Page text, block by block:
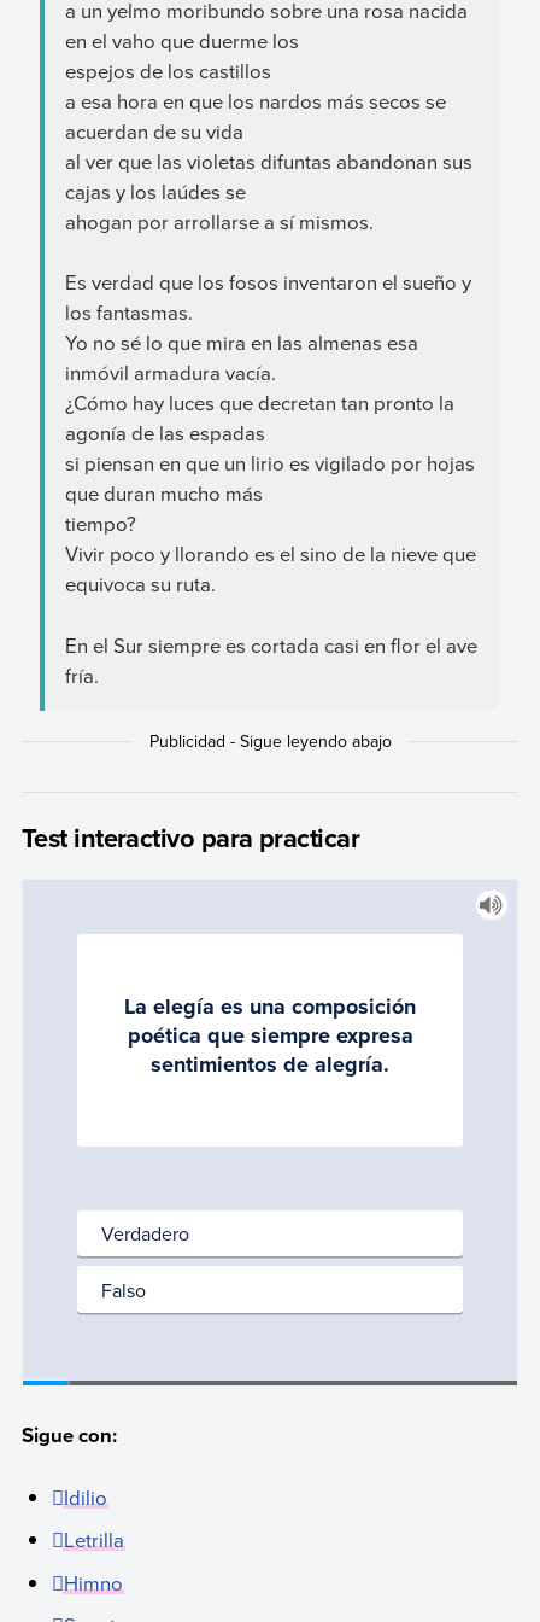
a un yelmo moribundo sobre una rosa nacida
en el vaho que duerme los
espejos de los castillos
a esa hora en que los nardos más secos se
acuerdan de su vida
al ver que las violetas difuntas abandonan sus
cajas y los laúdes se
ahogan por arrollarse a sí mismos.
Es verdad que los fosos inventaron el sueño y
los fantasmas.
Yo no sé lo que mira en las almenas esa
inmóvil armadura vacía.
¿Cómo hay luces que decretan tan pronto la
agonía de las espadas
si piensan en que un lirio es vigilado por hojas
que duran mucho más
tiempo?
Vivir poco y llorando es el sino de la nieve que
equivoca su ruta.
En el Sur siempre es cortada casi en flor el ave
fría.
Test interactivo para practicar
Sigue con:
Idilio
Letrilla
Himno